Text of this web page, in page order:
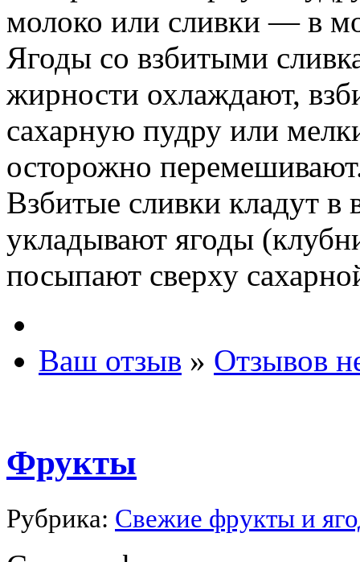
молоко или сливки — в
Ягоды со взбитыми
жирности охлаждают,
сахарную пудру или
осторожно
Взбитые сливки кладут в
укладывают ягоды
посыпают сверху
Ваш отзыв » Отзывов
Фрукты
Рубрика: Свежие фрукты и